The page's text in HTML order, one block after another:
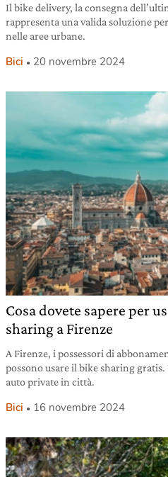
Il bike delivery, la consegna
rappresenta una valida soluzione
nelle aree urbane.
Bici 20 novembre 2024
Cosa dovete sapere per
sharing a Firenze
A Firenze, i possessori di
possono usare il bike sharing
auto private in città.
Bici 16 novembre 2024